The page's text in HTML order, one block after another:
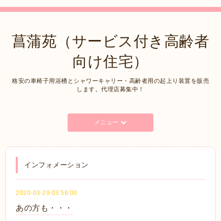
菖蒲苑（サービス付き高齢者
向け住宅）
格安の車椅子用浴槽とシャワーキャリー・高齢者用の起上り装置を販売
します。代理店募集中！
メニュー
インフォメーション
2020-03-29 03:56:00
あの方も・・・